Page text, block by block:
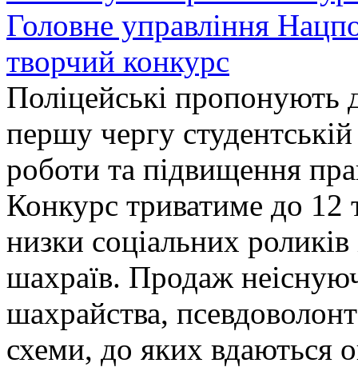
Головне управління
творчий конкурс
Поліцейські пропонують
першу чергу
роботи та підвищення
Конкурс триватиме до 12
низки соціальних
шахраїв. Продаж
шахрайства,
схеми, до яких